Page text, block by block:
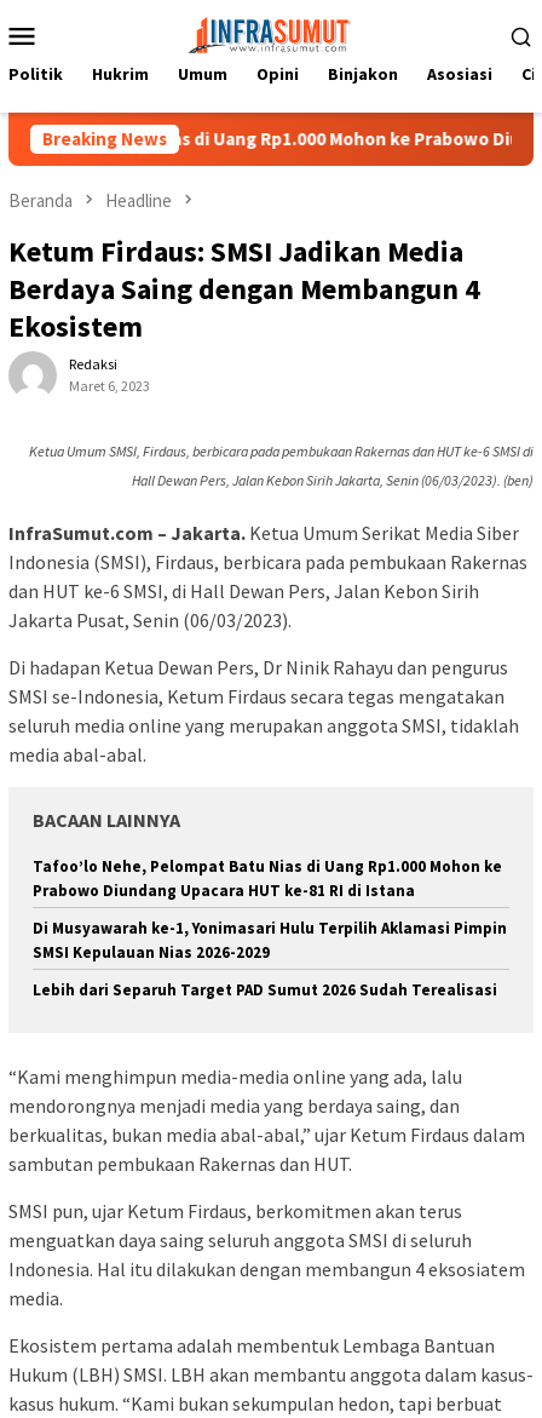
ke
Mobile
Politik Hukrim Umum Opini Binjakon Asosiasi
Breaking News
Nias di Uang Rp1.000 Mohon ke Prabowo Diundang Upacara
Beranda Headline
Ketum Firdaus: SMSI Jadikan Media
Berdaya Saing dengan Membangun 4
Ekosistem
Redaksi
Maret 6, 2023
Ketua Umum SMSI, Firdaus, berbicara pada pembukaan Rakernas dan HUT ke-6 SMSI di
Hall Dewan Pers, Jalan Kebon Sirih Jakarta, Senin (06/03/2023). (ben)
InfraSumut.com – Jakarta. Ketua Umum Serikat Media Siber
Indonesia (SMSI), Firdaus, berbicara pada pembukaan Rakernas
dan HUT ke-6 SMSI, di Hall Dewan Pers, Jalan Kebon Sirih
Jakarta Pusat, Senin (06/03/2023).
Di hadapan Ketua Dewan Pers, Dr Ninik Rahayu dan pengurus
SMSI se-Indonesia, Ketum Firdaus secara tegas mengatakan
seluruh media online yang merupakan anggota SMSI, tidaklah
media abal-abal.
BACAAN LAINNYA
Tafoo’lo Nehe, Pelompat Batu Nias di Uang Rp1.000 Mohon ke
Prabowo Diundang Upacara HUT ke-81 RI di Istana
Di Musyawarah ke-1, Yonimasari Hulu Terpilih Aklamasi Pimpin
SMSI Kepulauan Nias 2026-2029
Lebih dari Separuh Target PAD Sumut 2026 Sudah Terealisasi
“Kami menghimpun media-media online yang ada, lalu
mendorongnya menjadi media yang berdaya saing, dan
berkualitas, bukan media abal-abal,” ujar Ketum Firdaus dalam
sambutan pembukaan Rakernas dan HUT.
SMSI pun, ujar Ketum Firdaus, berkomitmen akan terus
menguatkan daya saing seluruh anggota SMSI di seluruh
Indonesia. Hal itu dilakukan dengan membangun 4 eksosiatem
media.
Ekosistem pertama adalah membentuk Lembaga Bantuan
Hukum (LBH) SMSI. LBH akan membantu anggota dalam kasus-
kasus hukum. “Kami bukan sekumpulan hedon, tapi berbuat